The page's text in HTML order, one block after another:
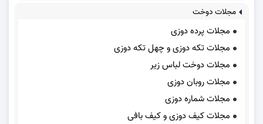
مجلات دوخت
مجلات پرده دوزی
مجلات تکه دوزی و چهل تکه دوزی
مجلات دوخت لباس زیر
مجلات روبان دوزی
مجلات شماره دوزی
مجلات کیف دوزی و کیف بافی